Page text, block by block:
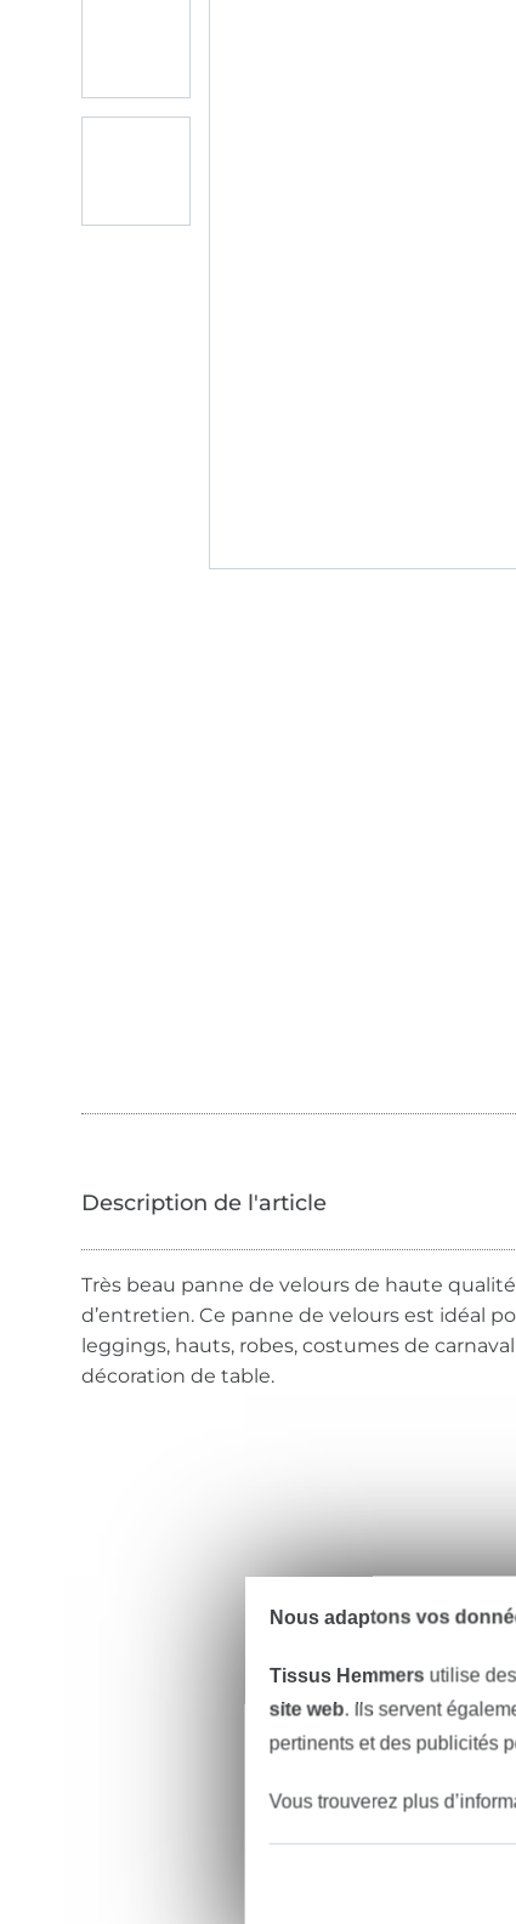
Très beau panne de velours de haute
d’entretien. Ce panne de velours est idéal
leggings, hauts, robes, costumes de
décoration de table.
Nous adaptons vos
Tissus Hemmers utilise
site web. Ils servent
pertinents et des publicités
Vous trouverez plus